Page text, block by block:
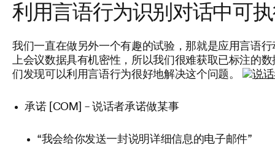
利用言语行为识别对话中可
我们一直在做另外一个有趣的试验，那就是应用言语
上会议数据具有机密性，所以我们很难获取已标注的
们发现可以利用言语行为很好地解决这个问题。
承诺 [COM] – 说话者承诺做某事
“我会给你发送一封说明详细信息的电子邮件”